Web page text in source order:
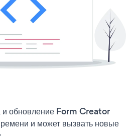
и обновление Form Creator
и может вызвать новые